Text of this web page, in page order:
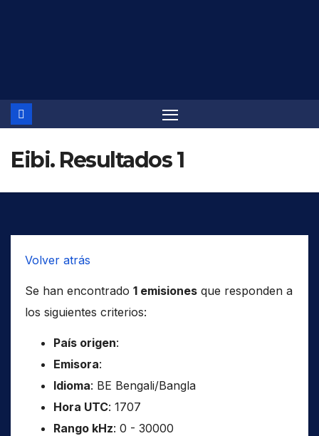
Eibi. Resultados 1
Volver atrás
Se han encontrado 1 emisiones que responden a
los siguientes criterios:
País origen:
Emisora:
Idioma: BE Bengali/Bangla
Hora UTC: 1707
Rango kHz: 0 - 30000